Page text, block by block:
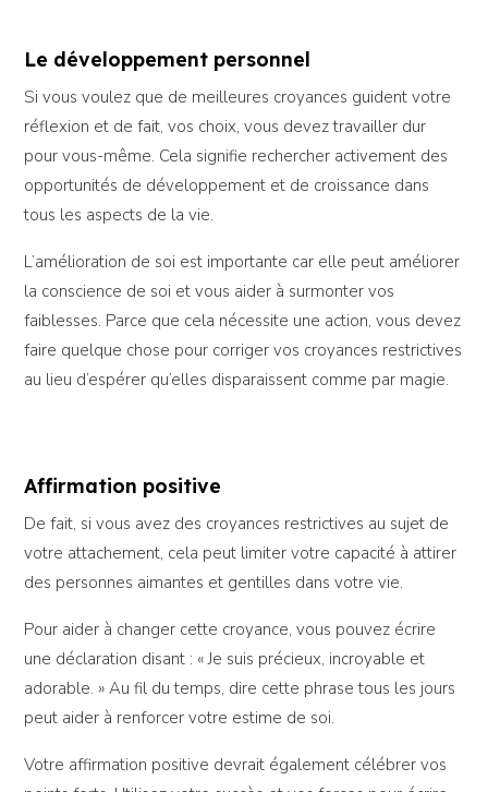
Le développement personnel
Si vous voulez que de meilleures croyances guident votre
réflexion et de fait, vos choix, vous devez travailler dur
pour vous-même. Cela signifie rechercher activement des
opportunités de développement et de croissance dans
tous les aspects de la vie.
L’amélioration de soi est importante car elle peut améliorer
la conscience de soi et vous aider à surmonter vos
faiblesses. Parce que cela nécessite une action, vous devez
faire quelque chose pour corriger vos croyances restrictives
au lieu d’espérer qu’elles disparaissent comme par magie.
Affirmation positive
De fait, si vous avez des croyances restrictives au sujet de
votre attachement, cela peut limiter votre capacité à attirer
des personnes aimantes et gentilles dans votre vie.
Pour aider à changer cette croyance, vous pouvez écrire
une déclaration disant : « Je suis précieux, incroyable et
adorable. » Au fil du temps, dire cette phrase tous les jours
peut aider à renforcer votre estime de soi.
Votre affirmation positive devrait également célébrer vos